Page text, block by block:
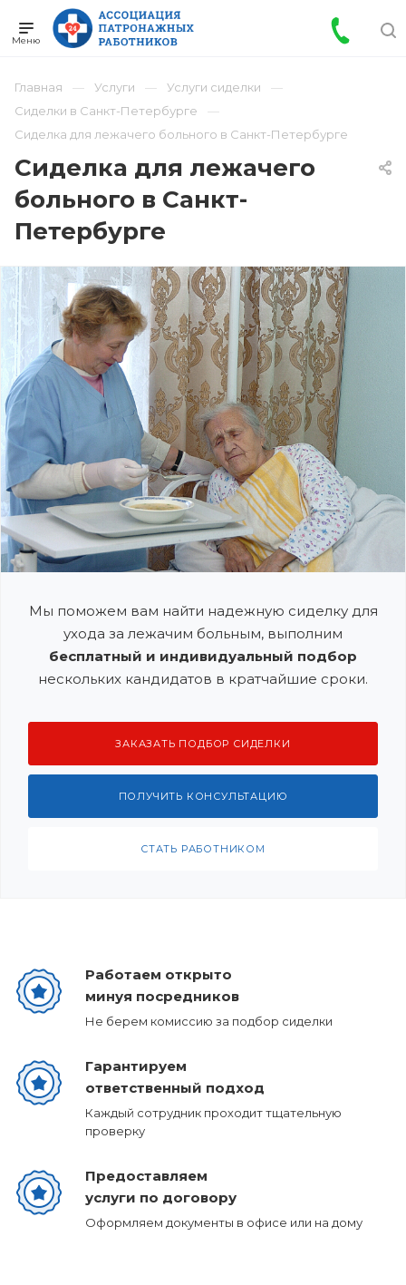
Главная Услуги
Услуги сиделки
Сиделки в Санкт-Петербурге
Сиделка для лежачего больного в Санкт-Петербурге
Сиделка для лежачего
больного в Санкт-
Петербурге
Мы поможем вам найти надежную сиделку для
ухода за лежачим больным, выполним
бесплатный и индивидуальный подбор
нескольких кандидатов в кратчайшие сроки.
ЗАКАЗАТЬ ПОДБОР СИДЕЛКИ
ПОЛУЧИТЬ КОНСУЛЬТАЦИЮ
СТАТЬ РАБОТНИКОМ
Работаем открыто
минуя посредников
Не берем комиссию за подбор сиделки
Гарантируем
ответственный подход
Каждый сотрудник проходит тщательную
проверку
Предоставляем
услуги по договору
Оформляем документы в офисе или на дому